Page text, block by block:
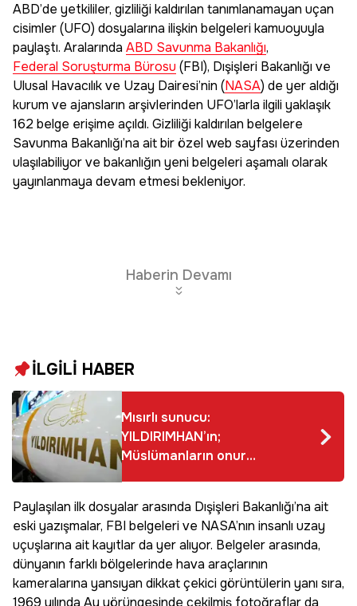
ABD’de yetkililer, gizliliği kaldırılan tanımlanamayan uçan
cisimler (UFO) dosyalarına ilişkin belgeleri kamuoyuyla
paylaştı. Aralarında ABD Savunma Bakanlığı,
Federal Soruşturma Bürosu (FBI), Dışişleri Bakanlığı ve
Ulusal Havacılık ve Uzay Dairesi’nin (NASA) de yer aldığı
kurum ve ajansların arşivlerinden UFO’larla ilgili yaklaşık
162 belge erişime açıldı. Gizliliği kaldırılan belgelere
Savunma Bakanlığı’na ait bir özel web sayfası üzerinden
ulaşılabiliyor ve bakanlığın yeni belgeleri aşamalı olarak
yayınlanmaya devam etmesi bekleniyor.
Haberin Devamı
İLGİLİ HABER
Mısırlı sunucu:
YILDIRIMHAN’ın;
Müslümanların onur
Paylaşılan ilk dosyalar arasında Dışişleri Bakanlığı’na ait
eski yazışmalar, FBI belgeleri ve NASA’nın insanlı uzay
uçuşlarına ait kayıtlar da yer alıyor. Belgeler arasında,
dünyanın farklı bölgelerinde hava araçlarının
kameralarına yansıyan dikkat çekici görüntülerin yanı sıra,
1969 yılında Ay yörüngesinde çekilmiş fotoğraflar da